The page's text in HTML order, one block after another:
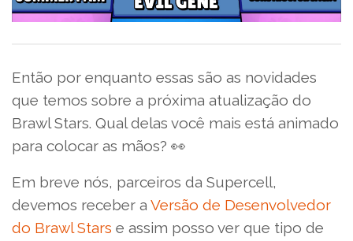
Então por enquanto essas são as novidades
que temos sobre a próxima atualização do
Brawl Stars. Qual delas você mais está animado
para colocar as mãos? 👀
Em breve nós, parceiros da Supercell,
devemos receber a Versão de Desenvolvedor
do Brawl Stars e assim posso ver que tipo de